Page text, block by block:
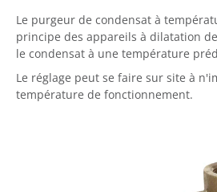
Le purgeur de condensat à
principe des appareils à dilatation
le condensat à une température
Le réglage peut se faire sur site à
température de fonctionnement.